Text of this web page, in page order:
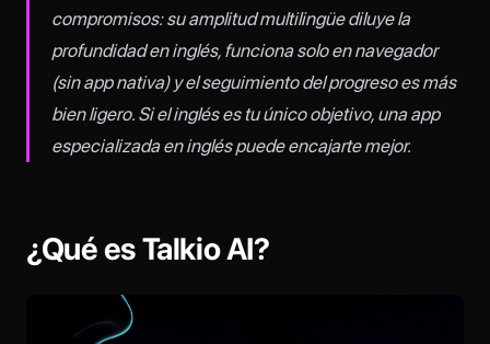
compromisos: su amplitud multilingüe diluye la
profundidad en inglés, funciona solo en navegador
(sin app nativa) y el seguimiento del progreso es más
bien ligero. Si el inglés es tu único objetivo, una app
especializada en inglés puede encajarte mejor.
¿Qué es Talkio AI?